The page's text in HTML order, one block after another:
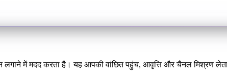
लगाने में मदद करता है। यह आपकी वांछित पहुंच, आवृत्ति और चैनल मिश्रण